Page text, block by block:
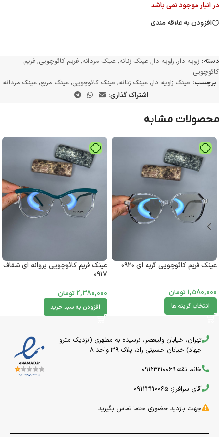
در انبار موجود نمی باشد
افزودن به علاقه مندی
دسته: زاویه دار, زاویه دار,عینک زنانه,عینک مردانه,فریم کائوچویی,فریم
کائوچویی
برچسب: عینک زاویه دار,عینک زنانه,عینک کائوچویی,عینک مربع,عینک مردانه
اشتراک گذاری:
محصولات مشابه
عینک فریم کائوچویی گربه ای ۰۹۲۰
1,580,000تومان
انتخاب گزینه ها
عینک فریم کائوچویی پروانه ای شفاف
۰۹۱۷
2,380,000تومان
افزودن به سبد خرید
تهران، خیابان ولیعصر، نرسیده به مطهری (نزدیک مترو
جهاد) خیابان حسینی راد، پلاک ۳۹ واحد 8
خانم نقنه:09123210069
آقای سرافراز: 09123210065
جهت بازدید حضوری حتما تماس بگیرید.